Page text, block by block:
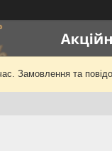
Замовлення та